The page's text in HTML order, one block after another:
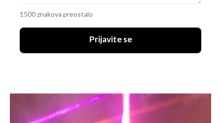
1500 znakova preostalo
Prijavite se